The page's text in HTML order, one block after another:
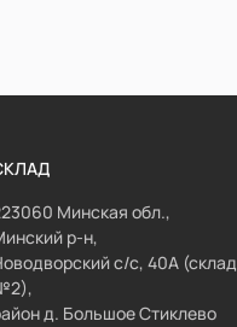
Минская обл.,
р-н,
с/с, 40А (склад
д. Большое Стиклево